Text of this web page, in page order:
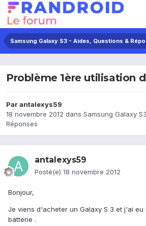
Samsung Galaxy S3 - Aides, Questions &
Problème 1ère utilisation
Parantalexys59
18 novembre 2012 dans Samsung Galaxy
Réponses
antalexys59
Posté(e) 18 novembre 2012
Bonjour,
Je viens d'acheter un Galaxy S 3 et j'ai eu
batterie .